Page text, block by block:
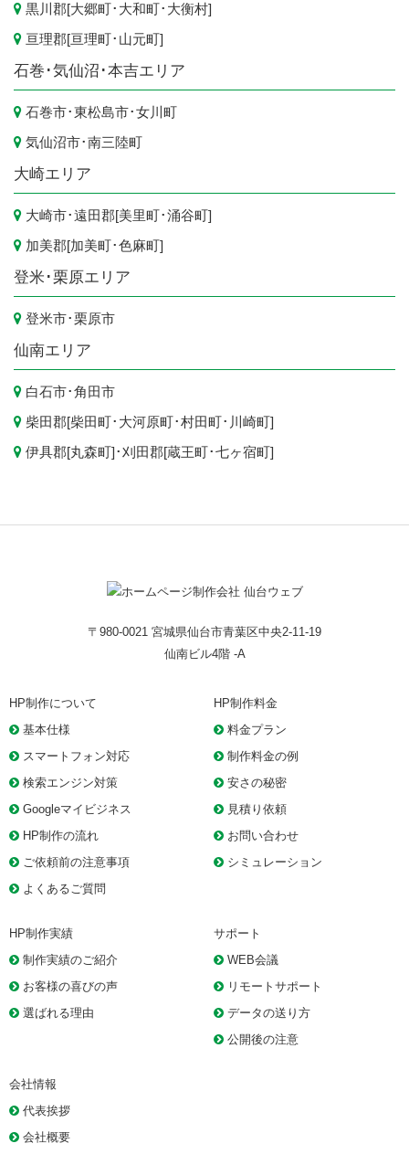
黒川郡[大郷町･ 大和町･ 大衡村]
亘理郡[亘理町･ 山元町]
石巻･気仙沼･本吉エリア
石巻市･東松島市･女川町
気仙沼市･南三陸町
大崎エリア
大崎市･遠田郡[美里町･涌谷町]
加美郡[加美町･色麻町]
登米･栗原エリア
登米市･栗原市
仙南エリア
白石市･角田市
柴田郡[柴田町･ 大河原町･村田町･ 川崎町]
伊具郡[丸森町]･刈田郡[蔵王町･七ヶ宿町]
〒980-0021 宮城県仙台市青葉区中央2-11-19
仙南ビル4階 -A
HP制作について
基本仕様
スマートフォン対応
検索エンジン対策
Googleマイビジネス
HP制作の流れ
ご依頼前の注意事項
よくあるご質問
HP制作料金
料金プラン
制作料金の例
安さの秘密
見積り依頼
お問い合わせ
シミュレーション
HP制作実績
制作実績のご紹介
お客様の喜びの声
選ばれる理由
サポート
WEB会議
リモートサポート
データの送り方
公開後の注意
会社情報
代表挨拶
会社概要